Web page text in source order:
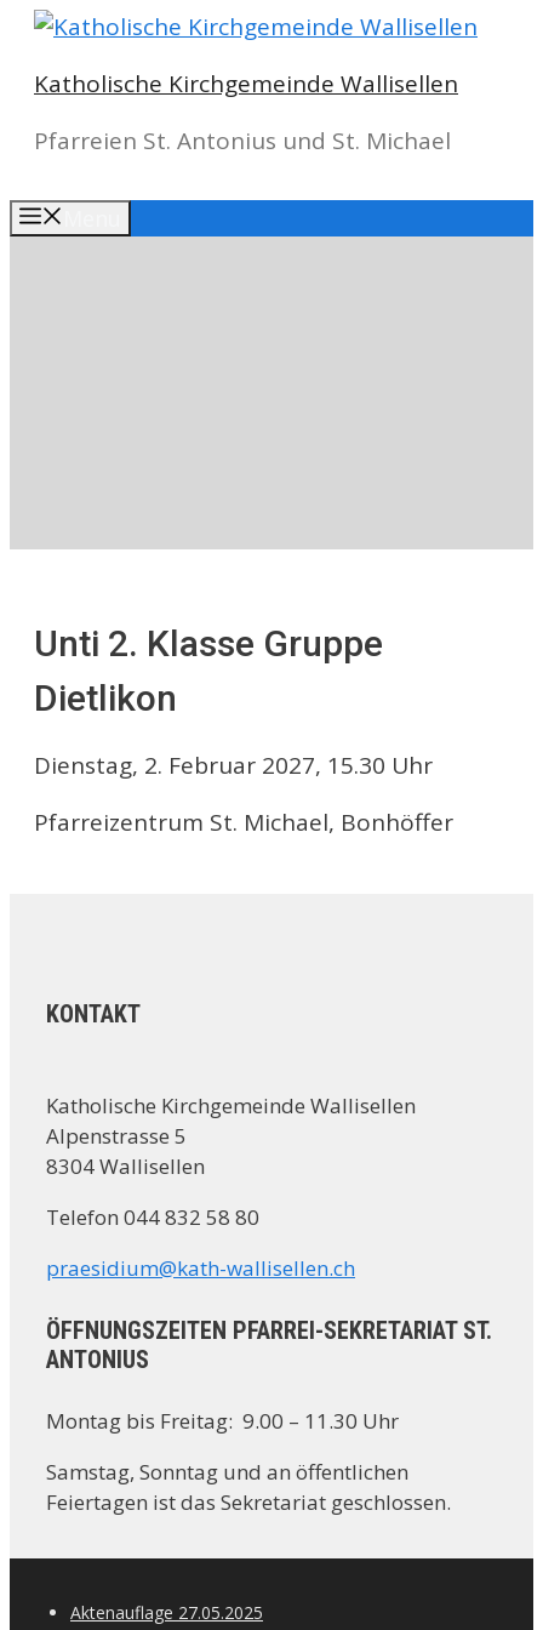
Springe
Inhalt
Katholische Kirchgemeinde Wallisellen
Pfarreien St. Antonius und St. Michael
Unti 2. Klasse Gruppe
Dietlikon
Dienstag, 2. Februar 2027, 15.30 Uhr
Pfarreizentrum St. Michael, Bonhöffer
KONTAKT
Katholische Kirchgemeinde Wallisellen
Alpenstrasse 5
8304 Wallisellen
Telefon 044 832 58 80
praesidium@kath-wallisellen.ch
ÖFFNUNGSZEITEN PFARREI-SEKRETARIAT ST.
ANTONIUS
Montag bis Freitag: 9.00 – 11.30 Uhr
Samstag, Sonntag und an öffentlichen
Feiertagen ist das Sekretariat geschlossen.
Aktenauflage 27.05.2025